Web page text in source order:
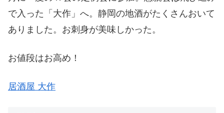
で入った「大作」へ。静岡の地酒がたくさんおいて
ありました。お刺身が美味しかった。
お値段はお高め！
居酒屋 大作